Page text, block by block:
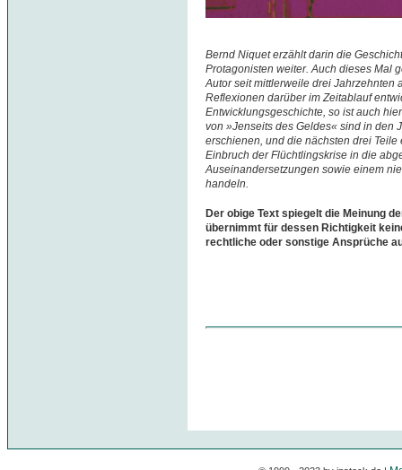
Bernd Niquet erzählt darin die
Protagonisten weiter. Auch dieses Mal
Autor seit mittlerweile drei Jahrzehnten
Reflexionen darüber im Zeitablauf
Entwicklungsgeschichte, so ist auch
von »Jenseits des Geldes« sind in den
erschienen, und die nächsten drei
Einbruch der Flüchtlingskrise in die
Auseinandersetzungen sowie einem
handeln.
Der obige Text spiegelt die Meinung
übernimmt für dessen Richtigkeit
rechtliche oder sonstige Ansprüche